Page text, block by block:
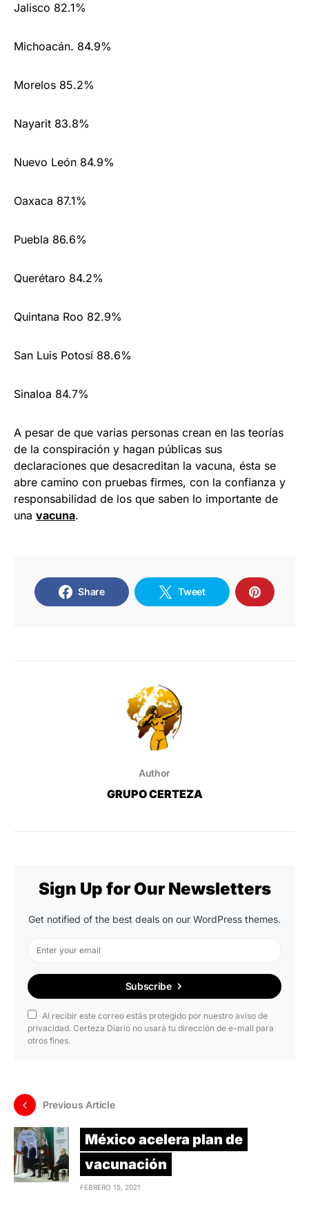
Jalisco 82.1%
Michoacán. 84.9%
Morelos 85.2%
Nayarit 83.8%
Nuevo León 84.9%
Oaxaca 87.1%
Puebla 86.6%
Querétaro 84.2%
Quintana Roo 82.9%
San Luis Potosí 88.6%
Sinaloa 84.7%
A pesar de que varias personas crean en las teorías
de la conspiración y hagan públicas sus
declaraciones que desacreditan la vacuna, ésta se
abre camino con pruebas firmes, con la confianza y
responsabilidad de los que saben lo importante de
una vacuna.
Share Tweet
Author
GRUPO CERTEZA
Sign Up for Our Newsletters
Get notified of the best deals on our WordPress themes.
Subscribe
Al recibir este correo estás protegido por nuestro aviso de
privacidad. Certeza Diario no usará tu dirección de e-mail para
otros fines.
Previous Article
México acelera plan de
vacunación
FEBRERO 15, 2021